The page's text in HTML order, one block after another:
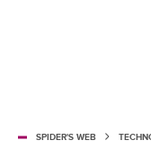
SPIDER'S WEB